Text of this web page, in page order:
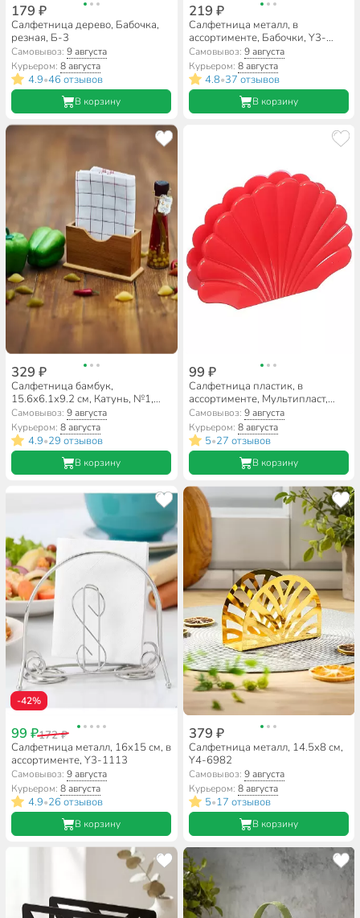
179 ₽
Салфетница дерево, Бабочка,
резная, Б-3
Самовывоз:9 августа
Курьером:8 августа
4.9•46 отзывов
В корзину
219 ₽
Салфетница металл, в
ассортименте, Бабочки, Y3-
1117
Самовывоз: 9 августа
Курьером: 8 августа
4.8•37 отзывов
В корзину
329 ₽
Салфетница бамбук,
15.6х6.1х9.2 см, Катунь, №1,
КТ-СА-01
Самовывоз:9 августа
Курьером:8 августа
4.9•29 отзывов
В корзину
99 ₽
Салфетница пластик, в
ассортименте, Мультипласт,
Павлин, MPG9741
Самовывоз: 9 августа
Курьером: 8 августа
5•27 отзывов
В корзину
-42%
99 ₽172 ₽
Салфетница металл, 16х15 см, в
ассортименте, Y3-1113
Самовывоз:9 августа
Курьером:8 августа
4.9•26 отзывов
В корзину
379 ₽
Салфетница металл, 14.5х8 см,
Y4-6982
Самовывоз: 9 августа
Курьером: 8 августа
5•17 отзывов
В корзину